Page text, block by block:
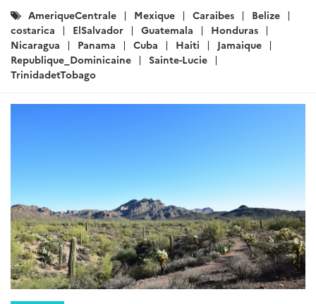
Catégories
:
AmeriqueCentrale Mexique Caraibes
Belize
costarica
ElSalvador Guatemala
Honduras
Nicaragua
Panama Cuba Haiti
Jamaique
Republique_Dominicaine
Sainte-Lucie
TrinidadetTobago